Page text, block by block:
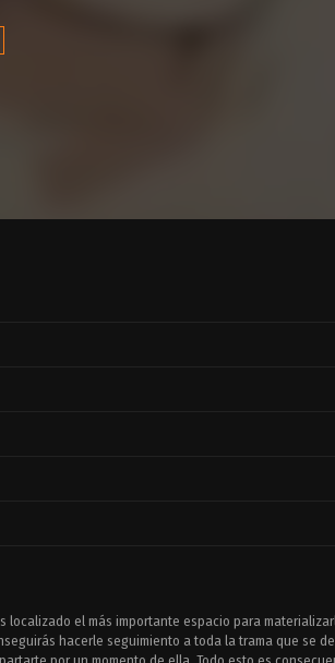
el más importante espacio para
hacerle seguimiento a toda la trama que se